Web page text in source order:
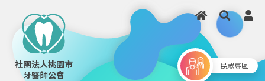
社團法人桃園市
牙醫師公會
民眾專區